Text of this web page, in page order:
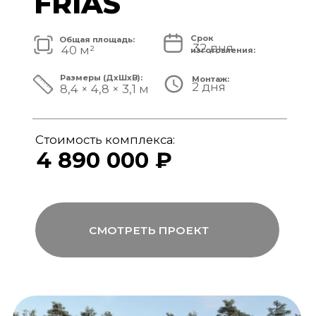
модульный банный комплекс
5 820 000 ₽
СМОТРЕТЬ ПРОЕКТ